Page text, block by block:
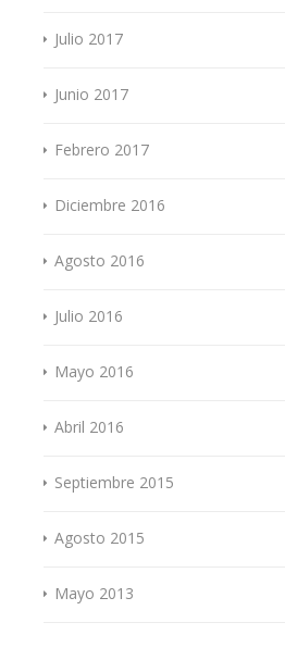
Julio 2017
Junio 2017
Febrero 2017
Diciembre 2016
Agosto 2016
Julio 2016
Mayo 2016
Abril 2016
Septiembre 2015
Agosto 2015
Mayo 2013